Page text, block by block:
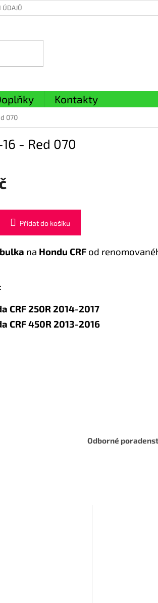
ÚDAJŮ
Kontakty
070
- Red 070
Přidat do košíku
na Hondu CRF od
CRF 250R 2014-2017
CRF 450R 2013-2016
Odborné